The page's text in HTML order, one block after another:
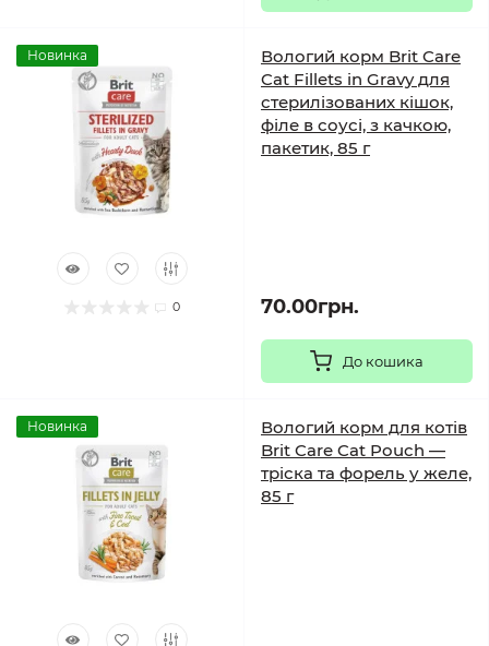
Новинка
0
Вологий корм Brit Care
Cat Fillets in Gravy для
стерилізованих кішок,
філе в соусі, з качкою,
пакетик, 85 г
70.00грн.
До кошика
Новинка
Вологий корм для котів
Brit Care Cat Pouch —
тріска та форель у желе,
85 г